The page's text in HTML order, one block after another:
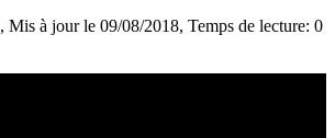
, Mis à jour le 09/08/2018, Temps de lecture: 0